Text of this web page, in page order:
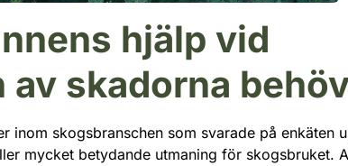
hjälp vid
av skadorna
inom skogsbranschen som svarade på enkäten
mycket betydande utmaning för skogsbruket.